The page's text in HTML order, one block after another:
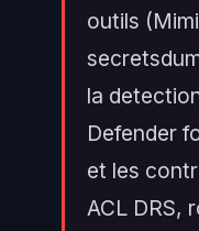
outils
la
Defender
et les
ACL DRS,